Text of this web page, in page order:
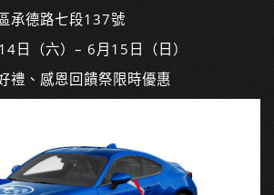
承德路七段137號
日（六）– 6月15日（日）
禮、感恩回饋祭限時優惠